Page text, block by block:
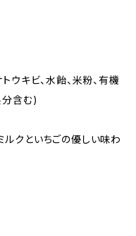
ウキビ、水飴、米粉、有機
分含む)
ルクといちごの優しい味わ